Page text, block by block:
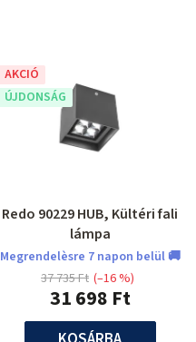
AKCIÓ
ÚJDONSÁG
Redo 90229 HUB, Kültéri fali
lámpa
Megrendelèsre 7 napon belül 🚚
31 698 Ft
37 735 Ft (–16 %)